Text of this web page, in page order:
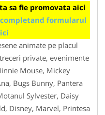
sa fie promovata aici
formularul
animate pe placul
private, evenimente
Mouse, Mickey
Bugs Bunny, Pantera
Sylvester, Daisy
Disney, Marvel, Printesa